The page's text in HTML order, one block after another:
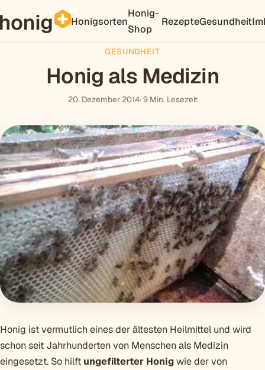
Honigsorten
Honig-
Shop
RezepteGesundheit
GESUNDHEIT
Honig als Medizin
20. Dezember 2014· 9 Min. Lesezeit
Honig ist vermutlich eines der ältesten Heilmittel und wird
schon seit Jahrhunderten von Menschen als Medizin
eingesetzt. So hilft ungefilterter Honigwie der von